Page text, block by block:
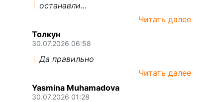
останавли...
Читать далее
Толкун
30.07.2026 06:58
Да правильно
Читать далее
Yasmina Muhamadova
30.07.2026 01:28